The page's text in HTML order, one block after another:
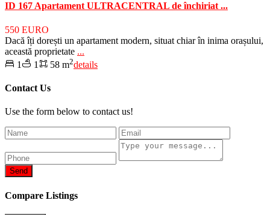
ID 167 Apartament ULTRACENTRAL de închiriat ...
550 EURO
Dacă îți dorești un apartament modern, situat chiar în inima orașului,
această proprietate ...
1
1 58 m2details
Contact Us
Use the form below to contact us!
Send
Compare Listings